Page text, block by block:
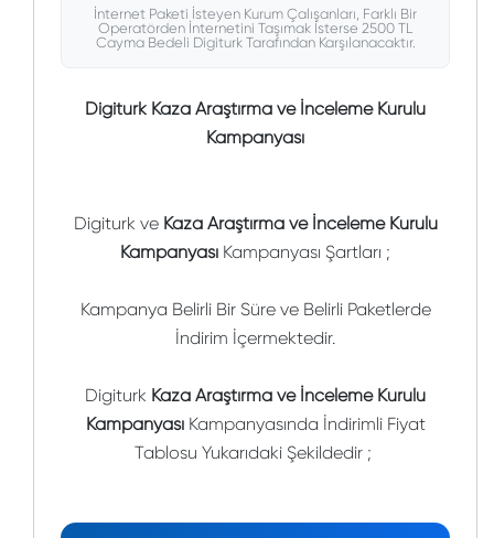
İnternet Paketi İsteyen Kurum Çalışanları, Farklı Bir
Operatörden İnternetini Taşımak İsterse 2500 TL
Cayma Bedeli Digiturk Tarafından Karşılanacaktır.
Digiturk Kaza Araştırma ve İnceleme Kurulu
Kampanyası
Digiturk ve Kaza Araştırma ve İnceleme Kurulu
Kampanyası Kampanyası Şartları ;
Kampanya Belirli Bir Süre ve Belirli Paketlerde
İndirim İçermektedir.
Digiturk Kaza Araştırma ve İnceleme Kurulu
KampanyasıKampanyasında İndirimli Fiyat
Tablosu Yukarıdaki Şekildedir ;